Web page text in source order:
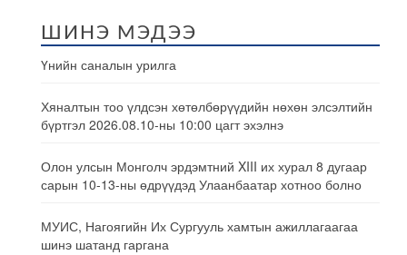
ШИНЭ МЭДЭЭ
Үнийн саналын урилга
Хяналтын тоо үлдсэн хөтөлбөрүүдийн нөхөн элсэлтийн
бүртгэл 2026.08.10-ны 10:00 цагт эхэлнэ
Олон улсын Монголч эрдэмтний XIII их хурал 8 дугаар
сарын 10-13-ны өдрүүдэд Улаанбаатар хотноо болно
МУИС, Нагоягийн Их Сургууль хамтын ажиллагаагаа
шинэ шатанд гаргана